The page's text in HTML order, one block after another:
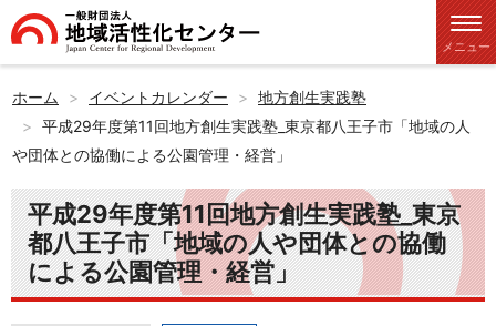
メニュー
ホーム イベントカレンダー
地方創生実践塾
平成29年度第11回地方創生実践塾_東京都八王子市「地域の人
や団体との協働による公園管理・経営」
平成29年度第11回地方創生実践塾_東京
都八王子市「地域の人や団体との協働
による公園管理・経営」